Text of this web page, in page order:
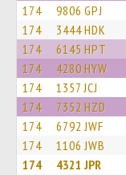
174 9806 GPJ
174 3444 HDK
174 6145 HPT
174 4280 HYW
174 1357 JCJ
174 7352 HZD
174 6792 JWF
174 1106 JWB
174 4321 JPR